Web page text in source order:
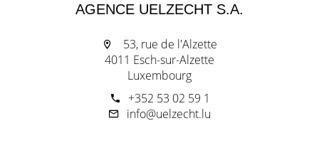
AGENCE UELZECHT S.A.
53, rue de l'Alzette
4011 Esch-sur-Alzette
Luxembourg
+352 53 02 59 1
info@uelzecht.lu